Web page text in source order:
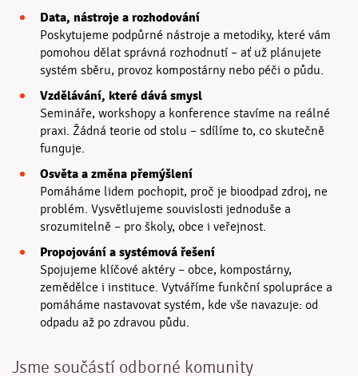
Data, nástroje a rozhodování
Poskytujeme podpůrné nástroje a metodiky, které vám
pomohou dělat správná rozhodnutí – ať už plánujete
systém sběru, provoz kompostárny nebo péči o půdu.
Vzdělávání, které dává smysl
Semináře, workshopy a konference stavíme na reálné
praxi. Žádná teorie od stolu – sdílíme to, co skutečně
funguje.
Osvěta a změna přemýšlení
Pomáháme lidem pochopit, proč je bioodpad zdroj, ne
problém. Vysvětlujeme souvislosti jednoduše a
srozumitelně – pro školy, obce i veřejnost.
Propojování a systémová řešení
Spojujeme klíčové aktéry – obce, kompostárny,
zemědělce i instituce. Vytváříme funkční spolupráce a
pomáháme nastavovat systém, kde vše navazuje: od
odpadu až po zdravou půdu.
Jsme součástí odborné komunity